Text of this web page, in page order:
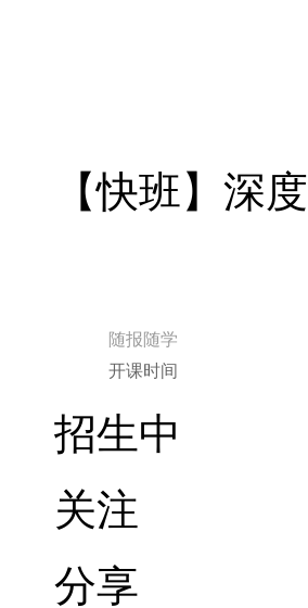
【快班】深
随报随学
开课时间
招生中
关注
分享